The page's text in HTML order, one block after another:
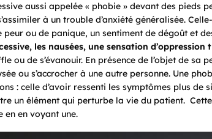
aussi appelée « phobie » devant des pieds
à un trouble d’anxiété généralisée.
peur ou de panique, un sentiment de dégoût et
les nausées, une sensation d’oppression
ou de s’évanouir. En présence de l’objet de sa
ou s’accrocher à une autre personne. Une
: celle d’avoir ressenti les symptômes plus
un élément qui perturbe la vie du patient.
en en voyant une.